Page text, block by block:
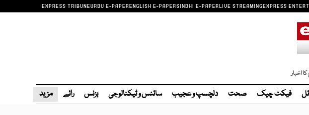
EXPRESS TRIBUNEURDU E-PAPERENGLISH E-PAPERSINDHI E-PAPERLIVE STREAMINGEXPRESS
اخبار
فیکٹ چیک صحت دلچسپ و عجیب سائنس و ٹیکنالوجی بزنس رائے مزید